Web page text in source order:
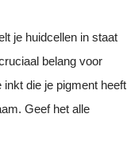
je huidcellen in staat
belang voor
die je pigment heeft
Geef het alle